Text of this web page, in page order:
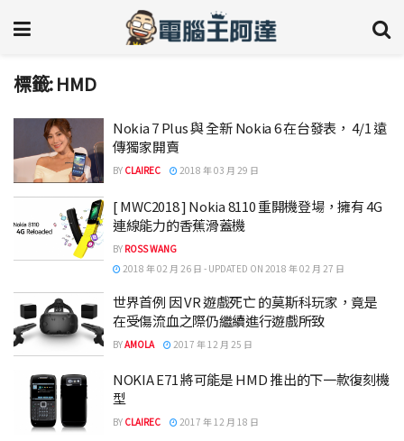
標籤:HMD
Nokia 7 Plus 與 全新 Nokia 6 在台發表， 4/1 遠
傳獨家開賣
BY CLAIREC 2018 年 03 月 29 日
[ MWC2018 ] Nokia 8110 重開機登場，擁有 4G
連線能力的香蕉滑蓋機
BY ROSS WANG
2018 年 02 月 26 日 - UPDATED ON 2018 年 02 月 27 日
世界首例 因 VR 遊戲死亡 的莫斯科玩家，竟是
在受傷流血之際仍繼續進行遊戲所致
BYAMOLA 2017 年 12 月 25 日
NOKIA E71 將可能是 HMD 推出的下一款復刻機
型
BY CLAIREC 2017 年 12 月 18 日